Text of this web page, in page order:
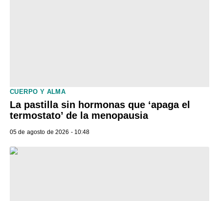
CUERPO Y ALMA
La pastilla sin hormonas que ‘apaga el
termostato’ de la menopausia
05 de agosto de 2026 - 10:48